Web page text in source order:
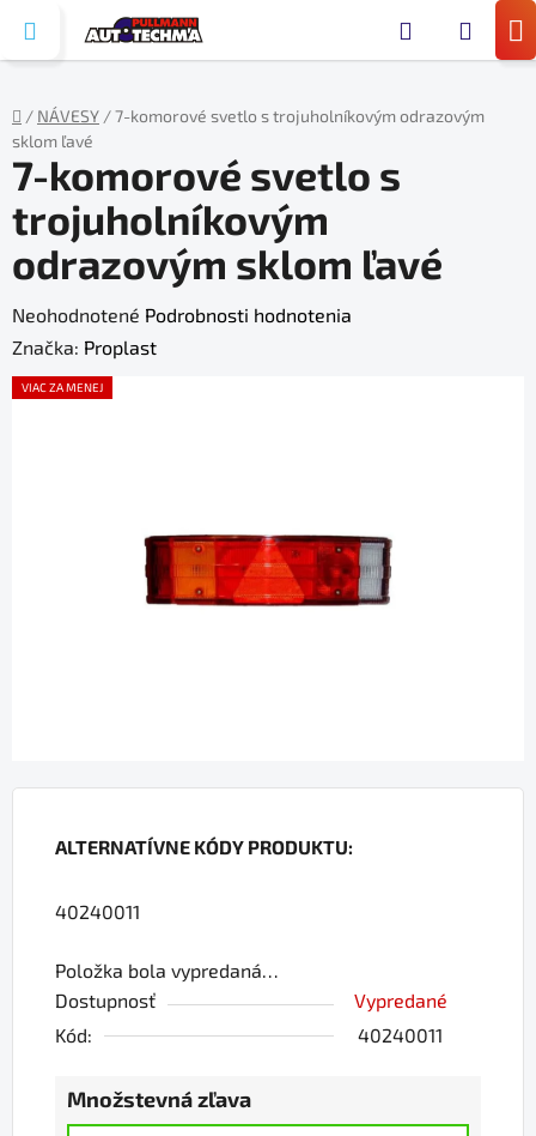
obsah
Domov
/ NÁVESY /7-komorové svetlo s trojuholníkovým odrazovým
sklom ľavé
ALTERNATÍVNE KÓDY PRODUKTU:
40240011
Položka bola vypredaná…
Dostupnosť
Vypredané
Kód:
40240011
Množstevná zľava
7-komorové svetlo s
trojuholníkovým
odrazovým sklom ľavé
Priemerné
hodnotenie
produktu
Neohodnotené Podrobnosti hodnotenia
Značka: Proplast
VIAC ZA MENEJ